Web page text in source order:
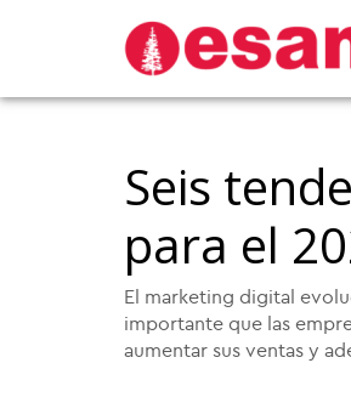
Seis
para el
El marketing digital
importante que las
aumentar sus ventas y